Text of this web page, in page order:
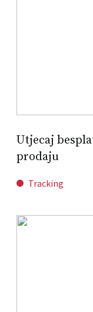
Utjecaj
prodaju
Tracking